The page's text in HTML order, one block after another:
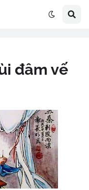
đâm vế